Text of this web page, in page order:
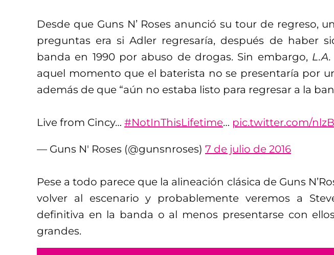
Desde que Guns N’ Roses anunció su tour de regreso,
preguntas era si Adler regresaría, después de haber
banda en 1990 por abuso de drogas. Sin embargo,
aquel momento que el baterista no se presentaría por
además de que “aún no estaba listo para regresar a la
Live from Cincy… #NotInThisLifetime… pic.twitter.com/
— Guns N' Roses (@gunsnroses) 7 de julio de 2016
Pese a todo parece que la alineación clásica de Guns
volver al escenario y probablemente veremos a
definitiva en la banda o al menos presentarse con
grandes.